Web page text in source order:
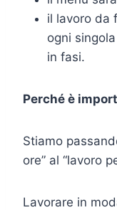
il lavoro da
ogni
in fasi.
Perché è
Stiamo
ore” al “lavoro
Lavorare in